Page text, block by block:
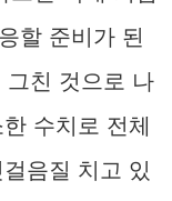
할 준비가 된
그친 것으로 나
수치로 전체
음질 치고 있